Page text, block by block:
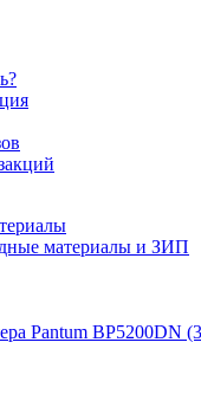
материалы и ЗИП
Pantum BP5200DN